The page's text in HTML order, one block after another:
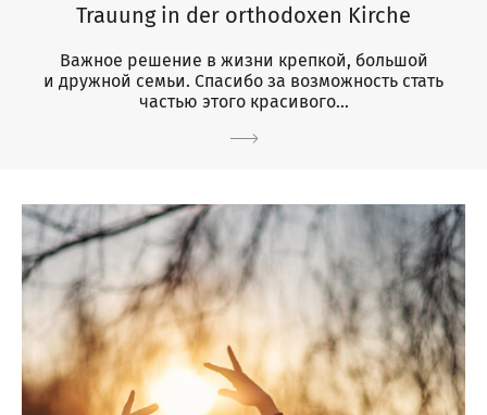
Trauung in der orthodoxen Kirche
Важное решение в жизни крепкой, большой
и дружной семьи. Спасибо за возможность стать
частью этого красивого...